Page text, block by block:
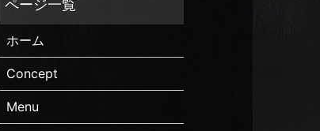
ホーム
Concept
Menu